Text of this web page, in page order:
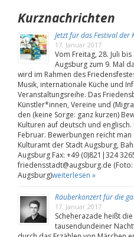
Kurznachrichten
Jetzt für das Festival
17. Januar 2017
Vom Freitag, 28. Juli
Augsburg zum 9. Mal
wird im Rahmen des
Musik, internationale Küche und
Veranstaltungsreihe. Das
Künstler*innen, Vereine und
den (keine Sorge: ganz kurzen)
Kulturen auf deutsch und
Februar. Bewerbungen reicht
Kulturamt der Stadt Augsburg,
Augsburg Fax: +49 (0)821|324
friedensstadt@augsburg.de
Augsburg)weiterlesen »
Räuberkonzert für die
17. Januar 2017
Scheherazade heißt
tausendundeiner